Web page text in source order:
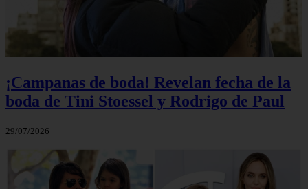
¡Campanas de boda! Revelan fecha de la
boda de Tini Stoessel y Rodrigo de Paul
29/07/2026